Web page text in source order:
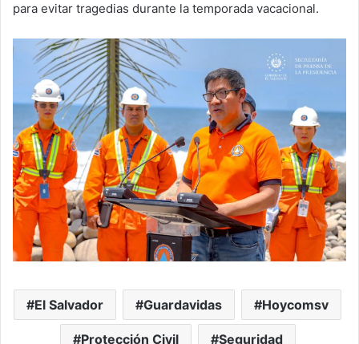
para evitar tragedias durante la temporada vacacional.
El Salvador Guardavidas Hoycomsv
Protección Civil Seguridad